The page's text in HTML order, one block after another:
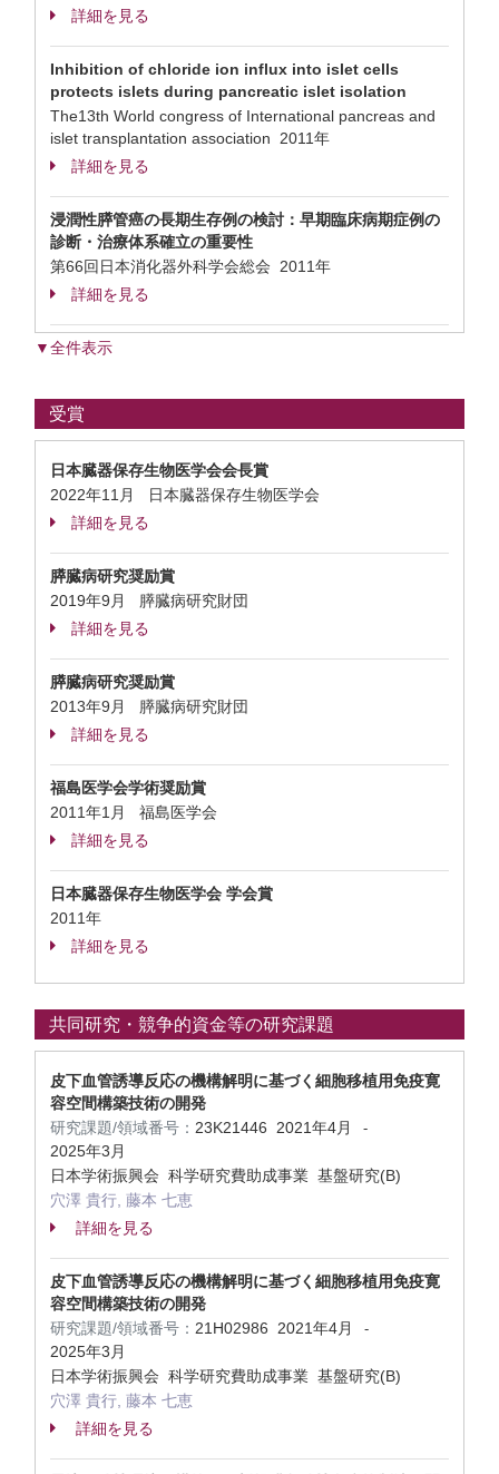
詳細を見る
Inhibition of chloride ion influx into islet cells
protects islets during pancreatic islet isolation
The13th World congress of International pancreas and
islet transplantation association 2011年
詳細を見る
浸潤性膵管癌の長期生存例の検討：早期臨床病期症例の
診断・治療体系確立の重要性
第66回日本消化器外科学会総会 2011年
詳細を見る
▼全件表示
受賞
日本臓器保存生物医学会会長賞
2022年11月 日本臓器保存生物医学会
詳細を見る
膵臓病研究奨励賞
2019年9月 膵臓病研究財団
詳細を見る
膵臓病研究奨励賞
2013年9月 膵臓病研究財団
詳細を見る
福島医学会学術奨励賞
2011年1月 福島医学会
詳細を見る
日本臓器保存生物医学会 学会賞
2011年
詳細を見る
共同研究・競争的資金等の研究課題
皮下血管誘導反応の機構解明に基づく細胞移植用免疫寛
容空間構築技術の開発
研究課題/領域番号： 23K21446 2021年4月 -
2025年3月
日本学術振興会 科学研究費助成事業 基盤研究(B)
穴澤 貴行, 藤本 七恵
詳細を見る
皮下血管誘導反応の機構解明に基づく細胞移植用免疫寛
容空間構築技術の開発
研究課題/領域番号： 21H02986 2021年4月 -
2025年3月
日本学術振興会 科学研究費助成事業 基盤研究(B)
穴澤 貴行, 藤本 七恵
詳細を見る